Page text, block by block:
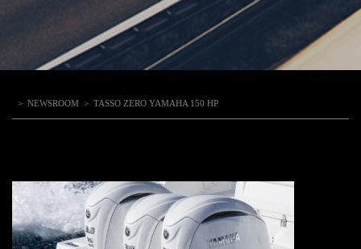
> NEWSROOM > TASSO ZERO YAMAHA 150 HP